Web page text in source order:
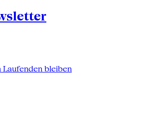
Laufenden bleiben